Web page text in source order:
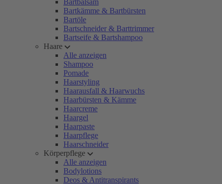
Bartbalsam
Bartkämme & Bartbürsten
Bartöle
Bartschneider & Barttrimmer
Bartseife & Bartshampoo
Haare
Alle anzeigen
Shampoo
Pomade
Haarstyling
Haarausfall & Haarwuchs
Haarbürsten & Kämme
Haarcreme
Haargel
Haarpaste
Haarpflege
Haarschneider
Körperpflege
Alle anzeigen
Bodylotions
Deos & Antitranspirants